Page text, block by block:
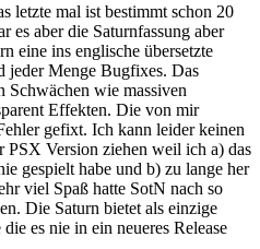
letzte mal ist bestimmt schon 20
es aber die Saturnfassung aber
eine ins englische übersetzte
jeder Menge Bugfixes. Das
Schwächen wie massiven
Effekten. Die von mir
gefixt. Ich kann leider keinen
Version ziehen weil ich a) das
gespielt habe und b) zu lange her
viel Spaß hatte SotN nach so
Die Saturn bietet als einzige
es nie in ein neueres Release